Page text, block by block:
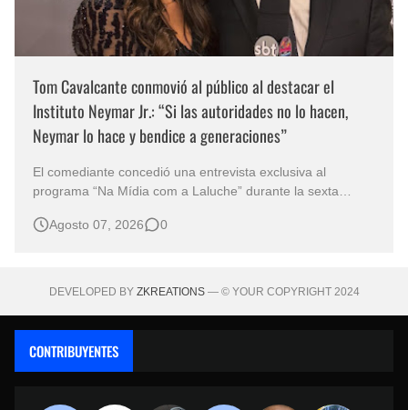
Tom Cavalcante conmovió al público al destacar el
Instituto Neymar Jr.: “Si las autoridades no lo hacen,
Neymar lo hace y bendice a generaciones”
El comediante concedió una entrevista exclusiva al
programa “Na Mídia com a Laluche” durante la sexta
eventos benéficos más importantes de Brasil. En medio del
Agosto 07, 2026 0
DEVELOPED BY ZKREATIONS— © YOUR COPYRIGHT 2024
CONTRIBUYENTES